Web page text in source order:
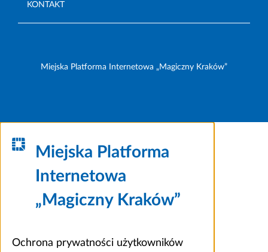
KONTAKT
Miejska Platforma Internetowa „Magiczny Kraków”
Miejska Platforma
Internetowa
„Magiczny Kraków”
Ochrona prywatności użytkowników